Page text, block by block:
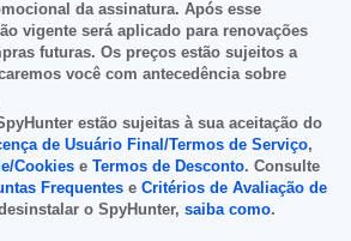
da assinatura. Após esse
vigente será aplicado para renovações
futuras. Os preços estão sujeitos a
você com antecedência sobre
estão sujeitas à sua aceitação do
de Usuário Final/Termos de Serviço,
Cookies e Termos de Desconto. Consulte
Frequentes e Critérios de Avaliação de
o SpyHunter, saiba como.